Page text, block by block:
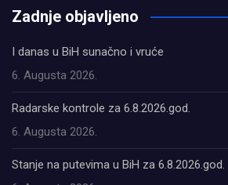
Zadnje objavljeno
I danas u BiH sunačno i vruće
6. Augusta 2026.
Radarske kontrole za 6.8.2026.god.
6. Augusta 2026.
Stanje na putevima u BiH za 6.8.2026.god.